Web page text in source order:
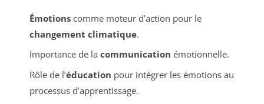
Émotionscomme moteur d’action pour le
changement climatique.
Importance de la communication émotionnelle.
Rôle de l’éducation pour intégrer les émotions au
processus d’apprentissage.